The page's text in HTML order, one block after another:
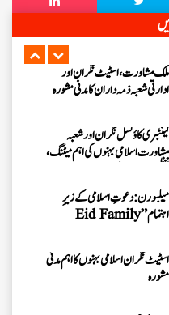
بلیک ٹاؤن کاؤنسل کی نگران و ذمہ
ملک مشاورت، اسٹیٹ نگران اور
ادارتی شعبہ ذمہ داران کا مدنی مشورہ
کینٹبری کاؤنسل نگران اور شعبہ
مشاورت اسلامی بہنوں کی اہم میٹنگ،
میلبورن: دعوتِ اسلامی کے زیرِ
اہتمام ”Eid Family
اسٹیٹ نگران اسلامی بہنوں کا اہم مدنی
مشورہ